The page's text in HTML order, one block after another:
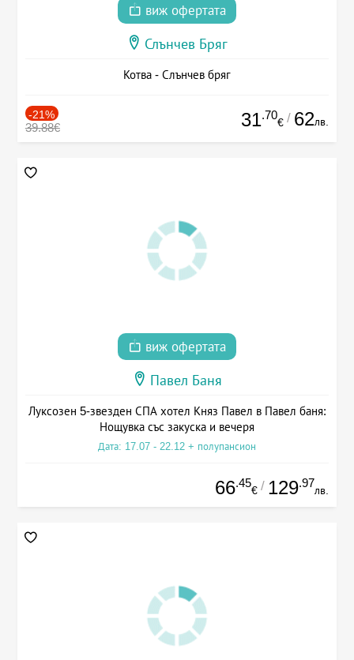
виж офертата
Слънчев Бряг
Котва - Слънчев бряг
-21%
39.88€ 31.70
€ / 62лв.
виж офертата
Павел Баня
Луксозен 5-звезден СПА хотел Княз Павел в Павел баня:
Нощувка със закуска и вечеря
Дата: 17.07 - 22.12 + полупансион
66.45
€ / 129.97
лв.